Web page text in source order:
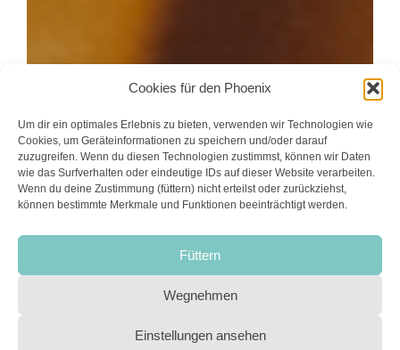
Cookies für den Phoenix
Um dir ein optimales Erlebnis zu bieten, verwenden wir Technologien wie
Cookies, um Geräteinformationen zu speichern und/oder darauf
zuzugreifen. Wenn du diesen Technologien zustimmst, können wir Daten
wie das Surfverhalten oder eindeutige IDs auf dieser Website verarbeiten.
Wenn du deine Zustimmung (füttern) nicht erteilst oder zurückziehst,
können bestimmte Merkmale und Funktionen beeinträchtigt werden.
Füttern
Wegnehmen
Einstellungen ansehen